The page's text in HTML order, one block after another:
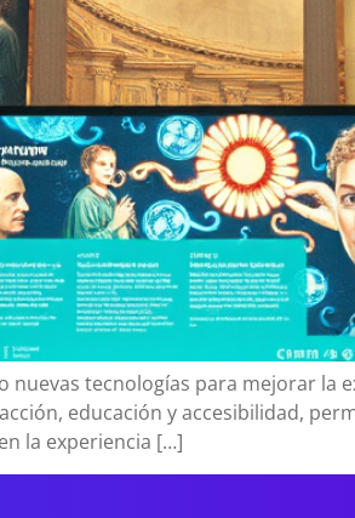
tecnologías para mejorar la
educación y accesibilidad,
la experiencia […]